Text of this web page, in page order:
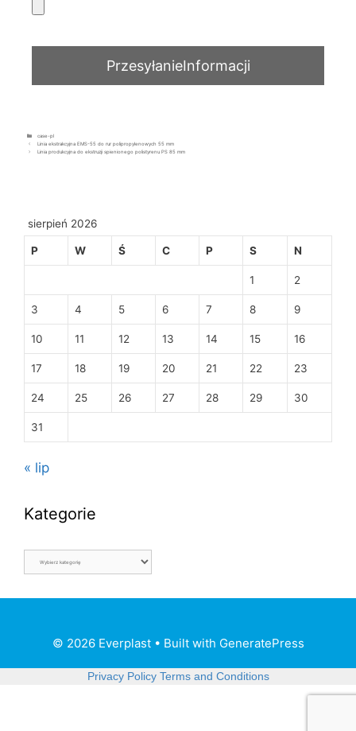
case-pl
Linia ekstrakcyjna EMS-55 do rur polipropylenowych 55 mm
Linia produkcyjna do ekstruzji spienionego polistyrenu PS 85 mm
sierpień 2026
P W Ś C P S N
1 2
3 4 5 6 7 8 9
10 11 12 13 14 15 16
17 18 19 20 21 22 23
24 25 26 27 28 29 30
31
« lip
Kategorie
© 2026 Everplast• Built with GeneratePress
Privacy Policy Terms and Conditions